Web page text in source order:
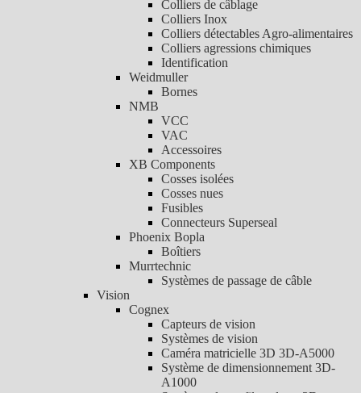
Colliers de câblage
Colliers Inox
Colliers détectables Agro-alimentaires
Colliers agressions chimiques
Identification
Weidmuller
Bornes
NMB
VCC
VAC
Accessoires
XB Components
Cosses isolées
Cosses nues
Fusibles
Connecteurs Superseal
Phoenix Bopla
Boîtiers
Murrtechnic
Systèmes de passage de câble
Vision
Cognex
Capteurs de vision
Systèmes de vision
Caméra matricielle 3D 3D-A5000
Système de dimensionnement 3D-
A1000